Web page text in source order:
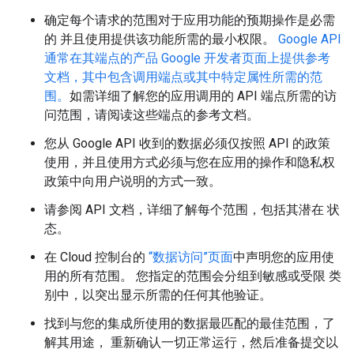
确定每个请求的范围对于应用功能的预期操作是必需
的 并且使用提供该功能所需的最小权限。
Google API
通常在其端点的产品 Google 开发者页面上提供参考
文档，其中包含调用端点或其中特定属性所需的范
围。 如需详细了解您的应用调用的 API 端点所需的访
问范围，请阅读这些端点的参考文档。
您从 Google API 收到的数据必须仅按照 API 的政策
使用，并且使用方式必须与您在应用的操作和隐私权
政策中向用户说明的方式一致。
请参阅 API 文档，详细了解每个范围，包括其潜在 状
态。
在 Cloud 控制台的 “数据访问”页面中声明您的应用使
用的所有范围。 您指定的范围会分组到敏感或受限 类
别中，以突出显示所需的任何其他验证。
找到与您的集成所使用的数据最匹配的最佳范围，了
解其用途， 重新确认一切正常运行，然后准备提交以